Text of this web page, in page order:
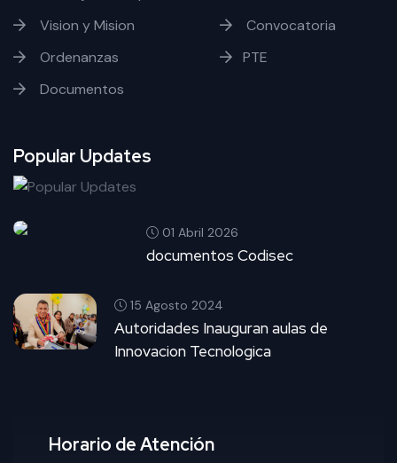
Vision y Mision
Ordenanzas
Documentos
Convocatoria
PTE
Horario de Atención
Popular Updates
01 Abril 2026
documentos Codisec
15 Agosto 2024
Autoridades Inauguran aulas de
Innovacion Tecnologica